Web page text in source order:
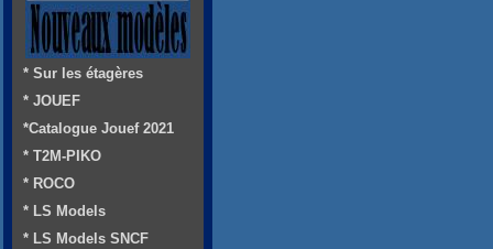
* Sur les étagères
* JOUEF
*Catalogue Jouef 2021
* T2M-PIKO
* ROCO
* LS Models
* LS Models SNCF